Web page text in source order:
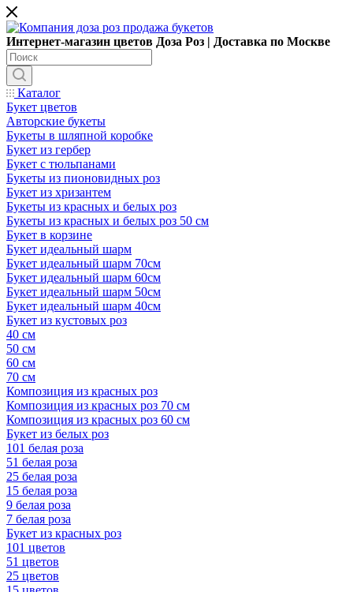
Интернет-магазин цветов Доза Роз | Доставка по Москве
Каталог
Букет цветов
Авторские букеты
Букеты в шляпной коробке
Букет из гербер
Букет с тюльпанами
Букеты из пионовидных роз
Букет из хризантем
Букеты из красных и белых роз
Букеты из красных и белых роз 50 см
Букет в корзине
Букет идеальный шарм
Букет идеальный шарм 70см
Букет идеальный шарм 60см
Букет идеальный шарм 50см
Букет идеальный шарм 40см
Букет из кустовых роз
40 см
50 см
60 см
70 см
Композиция из красных роз
Композиция из красных роз 70 см
Композиция из красных роз 60 см
Букет из белых роз
101 белая роза
51 белая роза
25 белая роза
15 белая роза
9 белая роза
7 белая роза
Букет из красных роз
101 цветов
51 цветов
25 цветов